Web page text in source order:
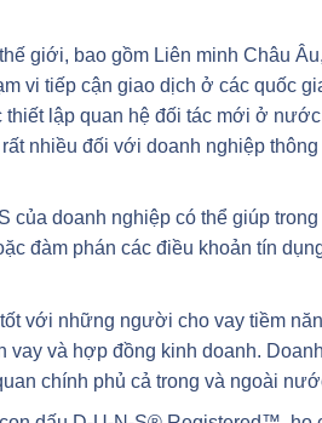
giới, bao gồm Liên minh Châu
vi tiếp cận giao dịch ở các quốc
lập quan hệ đối tác mới ở
nhiều đối với doanh nghiệp thông
của doanh nghiệp có thể giúp
đàm phán các điều khoản tín
với những người cho vay tiềm
và hợp đồng kinh doanh.
chính phủ cả trong và ngoài